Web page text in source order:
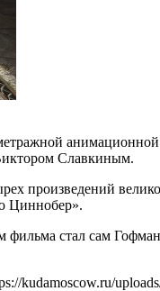
Славкиным.
произведений
Циннобер».
стал сам
kudamoscow.ru/